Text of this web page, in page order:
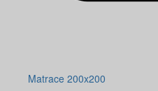
Matrace 200x200